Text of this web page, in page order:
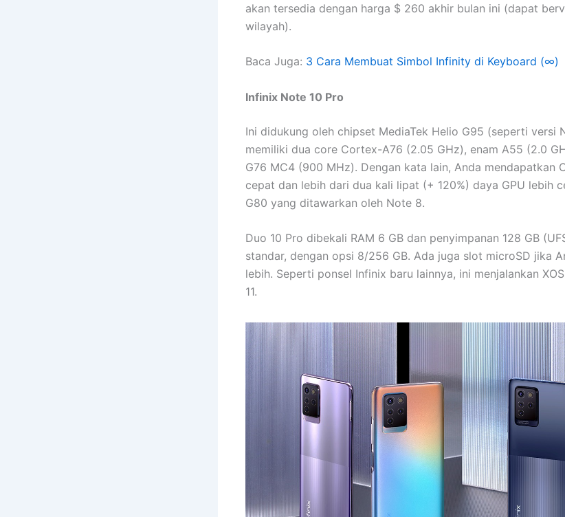
akan tersedia dengan harga $ 260 akhir bulan ini (dapat
wilayah).
Baca Juga: 3 Cara Membuat Simbol Infinity di Keyboard (∞)
Infinix Note 10 Pro
Ini didukung oleh chipset MediaTek Helio G95 (seperti versi
memiliki dua core Cortex-A76 (2.05 GHz), enam A55 (2.0
G76 MC4 (900 MHz). Dengan kata lain, Anda mendapatkan
cepat dan lebih dari dua kali lipat (+ 120%) daya GPU lebih
G80 yang ditawarkan oleh Note 8.
Duo 10 Pro dibekali RAM 6 GB dan penyimpanan 128 GB
standar, dengan opsi 8/256 GB. Ada juga slot microSD jika
lebih. Seperti ponsel Infinix baru lainnya, ini menjalankan
11.